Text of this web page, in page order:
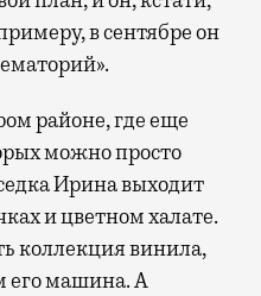
в сентябре он
районе, где еще
можно просто
Ирина выходит
и цветном халате.
коллекция винила,
его машина. А